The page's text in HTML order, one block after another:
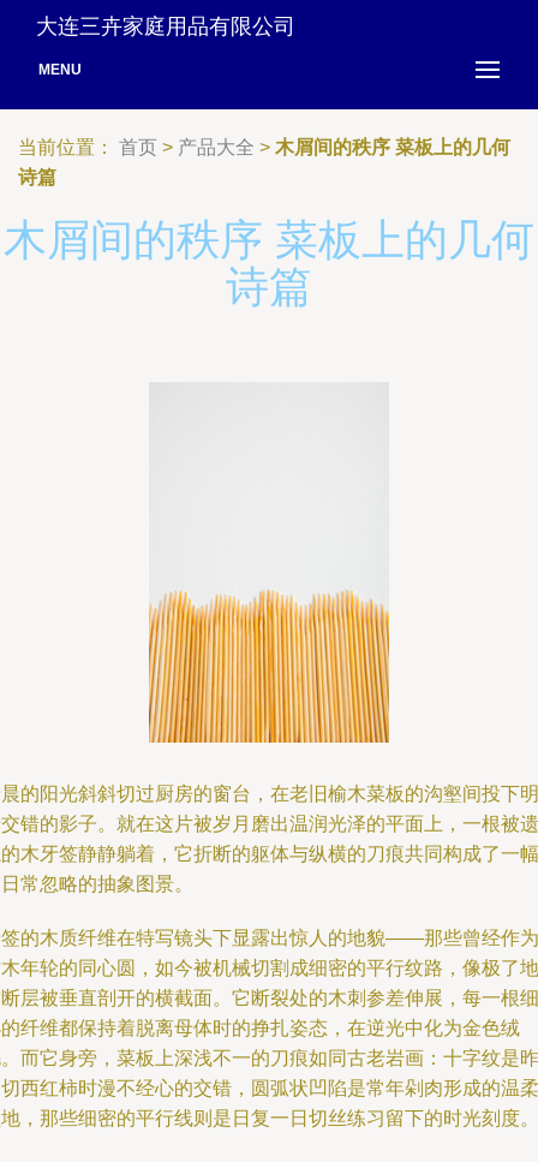
大连三卉家庭用品有限公司
MENU
当前位置： 首页 > 产品大全 > 木屑间的秩序 菜板上的几何
诗篇
木屑间的秩序 菜板上的几何
诗篇
的阳光斜斜切过厨房的窗台，在老旧榆木菜板的沟壑间投下明
错的影子。就在这片被岁月磨出温润光泽的平面上，一根被遗
木牙签静静躺着，它折断的躯体与纵横的刀痕共同构成了一幅
常忽略的抽象图景。
的木质纤维在特写镜头下显露出惊人的地貌——那些曾经作为
年轮的同心圆，如今被机械切割成细密的平行纹路，像极了地
层被垂直剖开的横截面。它断裂处的木刺参差伸展，每一根细
纤维都保持着脱离母体时的挣扎姿态，在逆光中化为金色绒
而它身旁，菜板上深浅不一的刀痕如同古老岩画：十字纹是昨
西红柿时漫不经心的交错，圆弧状凹陷是常年剁肉形成的温柔
，那些细密的平行线则是日复一日切丝练习留下的时光刻度。